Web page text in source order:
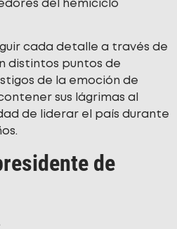
del hemiciclo
cada detalle a través de
distintos puntos de
de la emoción de
sus lágrimas al
de liderar el país durante
de